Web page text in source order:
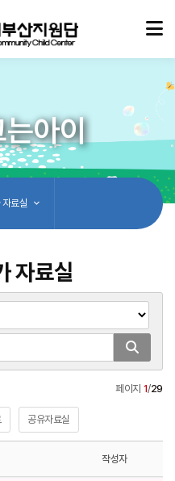
아이
료실
자료실
페이지 1/29
공유자료실
작성자